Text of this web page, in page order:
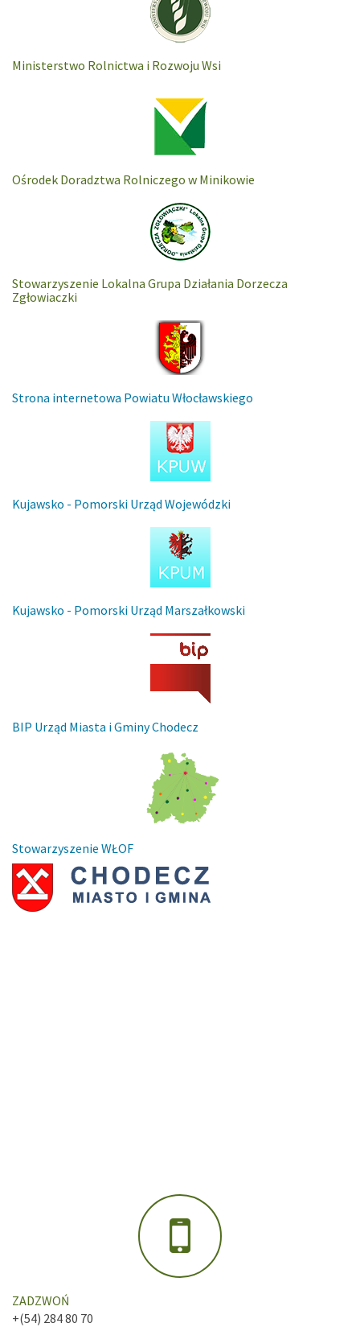
Ministerstwo Rolnictwa i Rozwoju Wsi
Ośrodek Doradztwa Rolniczego w Minikowie
Stowarzyszenie Lokalna Grupa Działania Dorzecza
Zgłowiaczki
Strona internetowa Powiatu Włocławskiego
Kujawsko - Pomorski Urząd Wojewódzki
Kujawsko - Pomorski Urząd Marszałkowski
BIP Urząd Miasta i Gminy Chodecz
Stowarzyszenie WŁOF
ZADZWOŃ
+(54) 284 80 70